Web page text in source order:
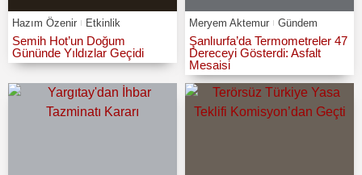
Hazım Özenir Etkinlik
Semih Hot’un Doğum
Gününde Yıldızlar Geçidi
Meryem Aktemur Gündem
Şanlıurfa’da Termometreler 47
Dereceyi Gösterdi: Asfalt
Mesaisi